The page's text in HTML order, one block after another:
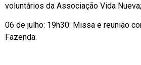
voluntários da Associação Vida Nueva;
06 de julho: 19h30: Missa e reunião
Fazenda.